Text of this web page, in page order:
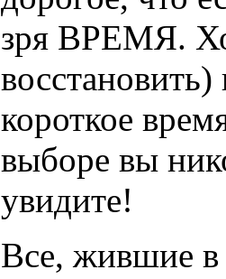
зря ВРЕМЯ.
короткое
выборе вы
увидите!
Все, жившие